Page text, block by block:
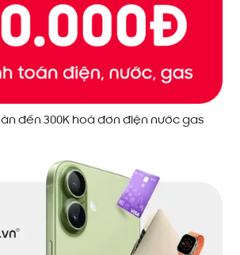
đến 300K hoá đơn điện nước gas